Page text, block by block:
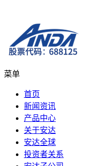
菜单
首页
新闻资讯
产品中心
关于安达
安达全球
投资者关系